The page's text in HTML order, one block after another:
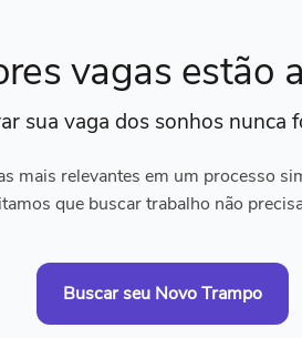
vagas estão
sua vaga dos sonhos nunca
mais relevantes em um processo
que buscar trabalho não
Buscar seu Novo Trampo